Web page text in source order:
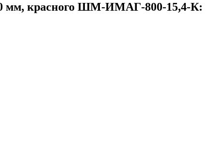
мм, красного ШМ-ИМАГ-800-15,4-К: